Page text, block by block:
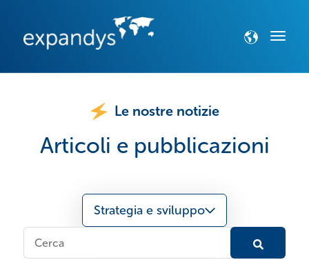
Le nostre notizie
Articoli e pubblicazioni
Strategia e sviluppo
Questo è un campo di ricerca con una funzionalità